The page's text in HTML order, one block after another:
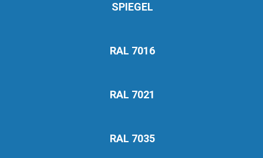
SPIEGEL
RAL 7016
RAL 7021
RAL 7035